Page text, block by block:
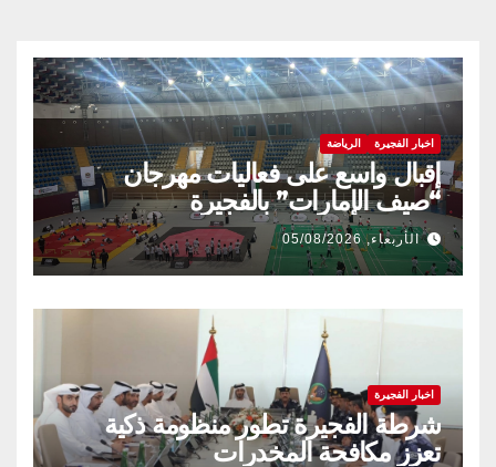
اخبار الفجيرة الرياضة
إقبال واسع على فعاليات مهرجان
“صيف الإمارات” بالفجيرة
الأربعاء, 05/08/2026
اخبار الفجيرة
شرطة الفجيرة تطور منظومة ذكية
تعزز مكافحة المخدرات